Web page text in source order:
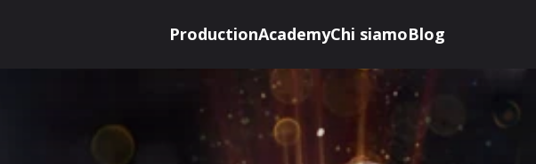
ProductionAcademyChi siamoBlog